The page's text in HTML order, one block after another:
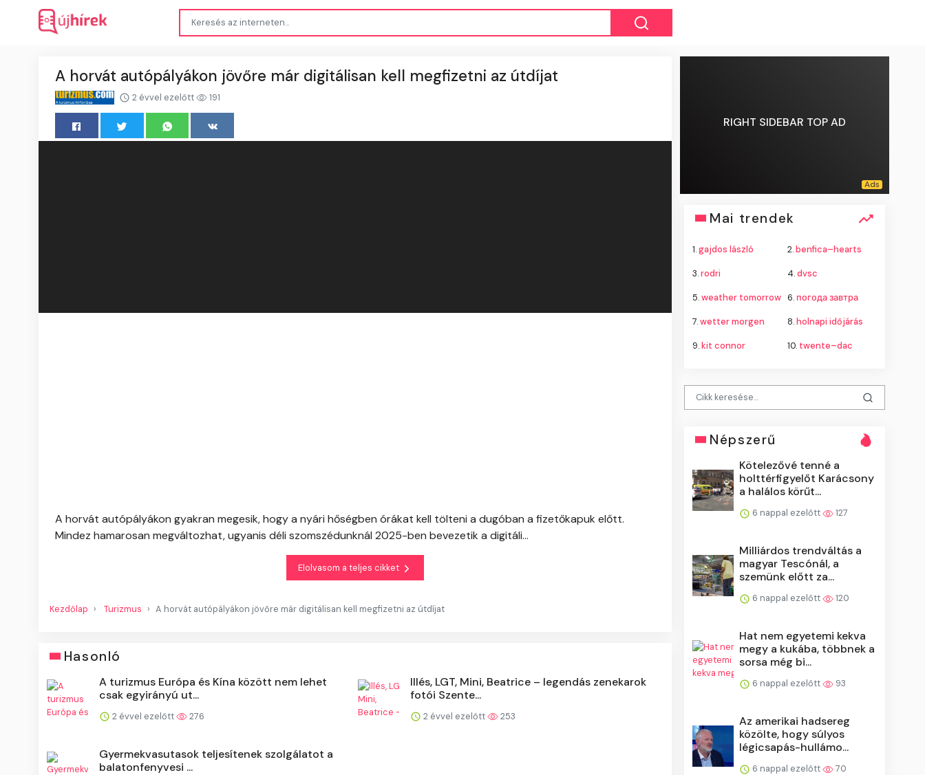
A horvát autópályákon jövőre már digitálisan kell megfizetni az útdíjat
2 évvel ezelőtt 191
A horvát autópályákon gyakran megesik, hogy a nyári hőségben órákat kell tölteni a dugóban a fizetőkapuk előtt.
Mindez hamarosan megváltozhat, ugyanis déli szomszédunknál 2025-ben bevezetik a digitáli...
Elolvasom a teljes cikket
Kezdőlap Turizmus A horvát autópályákon jövőre már digitálisan kell megfizetni az útdíjat
Hasonló
A turizmus Európa és Kína között nem lehet
csak egyirányú ut...
2 évvel ezelőtt 276
Illés, LGT, Mini, Beatrice – legendás zenekarok
fotói Szente...
2 évvel ezelőtt 253
Gyermekvasutasok teljesítenek szolgálatot a
balatonfenyvesi ...
RIGHT SIDEBAR TOP AD
Mai trendek
1.gajdos lászló 2.benfica–hearts
3.rodri 4.dvsc
5.weather tomorrow 6. погода завтра
7.wetter morgen 8.holnapi időjárás
9.kit connor 10. twente–dac
Népszerű
Kötelezővé tenné a
holttérfigyelőt Karácsony
a halálos körűt...
6 nappal ezelőtt 127
Milliárdos trendváltás a
magyar Tescónál, a
szemünk előtt za...
6 nappal ezelőtt 120
Hat nem egyetemi kekva
megy a kukába, többnek a
sorsa még bi...
6 nappal ezelőtt 93
Az amerikai hadsereg
közölte, hogy súlyos
légicsapás-hullámo...
6 nappal ezelőtt 70